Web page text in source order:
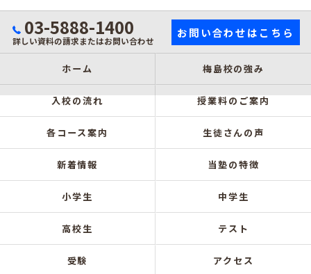
03-5888-1400
詳しい資料の請求またはお問い合わせ
お問い合わせはこちら
ホーム 梅島校の強み
入校の流れ 授業料のご案内
各コース案内 生徒さんの声
新着情報 当塾の特徴
小学生 中学生
高校生 テスト
受験 アクセス